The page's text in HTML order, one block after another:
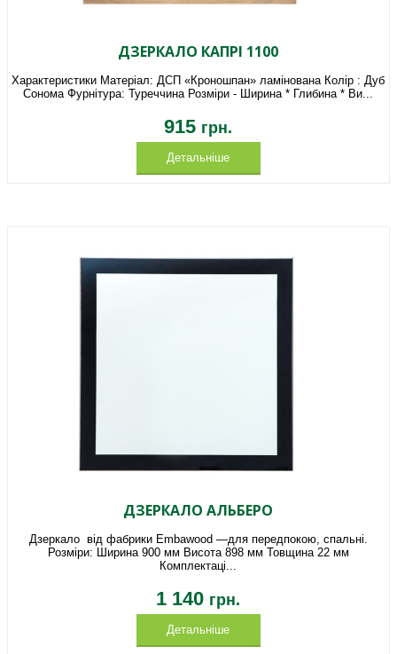
ДЗЕРКАЛО КАПРІ 1100
Характеристики Матеріал: ДСП «Кроношпан» ламінована Колір : Дуб
Сонома Фурнітура: Туреччина Розміри - Ширина * Глибина * Ви...
915 грн.
Детальніше
ДЗЕРКАЛО АЛЬБЕРО
Дзеркало від фабрики Embawood —для передпокою, спальні.
Розміри: Ширина 900 мм Висота 898 мм Товщина 22 мм
Комплектаці...
1 140 грн.
Детальніше